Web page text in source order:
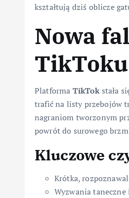
kształtują dziś oblicze
Nowa
TikToku
Platforma TikTokstała
trafić na listy przebojów
nagraniom tworzonym
powrót do surowego
Kluczowe
Krótka,
Wyzwania